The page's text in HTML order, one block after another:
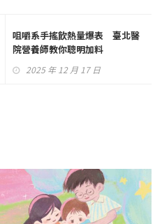
咀嚼系手搖飲熱量爆表 臺北醫
院營養師教你聰明加料
2025 年 12 月 17 日